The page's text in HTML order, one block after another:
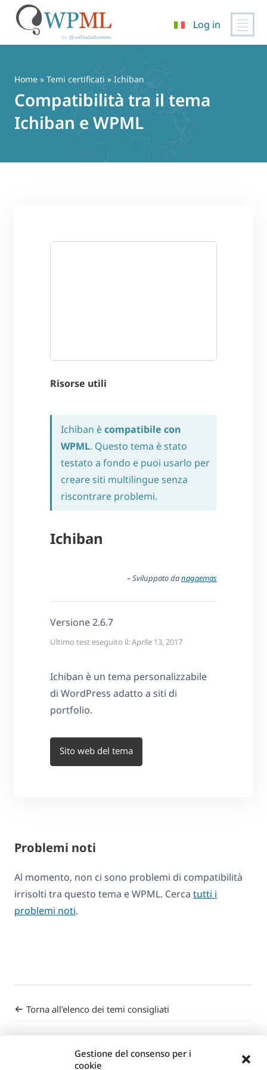
Gestione del consenso per i
cookie
contenuto
Log in
Home » Temi certificati » Ichiban
Compatibilità tra il tema
Ichiban e WPML
Risorse utili
Ichiban ècompatibile con
WPML. Questo tema è stato
testato a fondo e puoi usarlo per
creare siti multilingue senza
riscontrare problemi.
Ichiban
– Sviluppato danagaemas
Versione 2.6.7
Ultimo test eseguito il: Aprile 13, 2017
Ichiban è un tema personalizzabile
di WordPress adatto a siti di
portfolio.
Sito web del tema
Problemi noti
Al momento, non ci sono problemi di compatibilità
irrisolti tra questo tema e WPML. Cerca tutti i
problemi noti.
Torna all’elenco dei temi consigliati